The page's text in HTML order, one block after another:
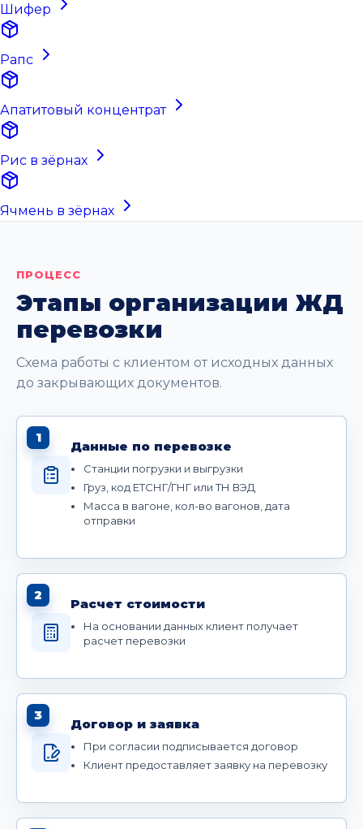
Шифер
Рапс
Апатитовый концентрат
Рис в зёрнах
Ячмень в зёрнах
ПРОЦЕСС
Этапы организации ЖД
перевозки
Схема работы с клиентом от исходных данных
до закрывающих документов.
1
Данные по перевозке
Станции погрузки и выгрузки
Груз, код ЕТСНГ/ГНГ или ТН ВЭД
Масса в вагоне, кол-во вагонов, дата
отправки
2
Расчет стоимости
На основании данных клиент получает
расчет перевозки
3
Договор и заявка
При согласии подписывается договор
Клиент предоставляет заявку на перевозку